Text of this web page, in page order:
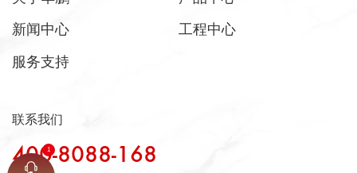
新闻中心 工程中心
服务支持
联系我们
400-8088-168